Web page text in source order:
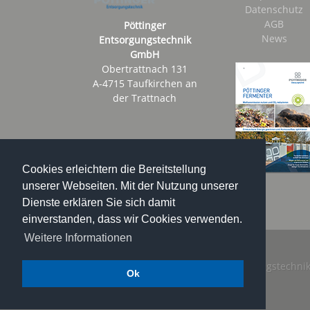
Cookies erleichtern die Bereitstellung
unserer Webseiten. Mit der Nutzung unserer
Dienste erklären Sie sich damit
einverstanden, dass wir Cookies verwenden.
Weitere Informationen
Ok
Pöttinger
Entsorgungstechnik
GmbH
Obertrattnach 131
A-4715 Taufkirchen an
der Trattnach
Datenschutz
AGB
News
Copyright © 2024 Pöttinger Entsorgungstechnik